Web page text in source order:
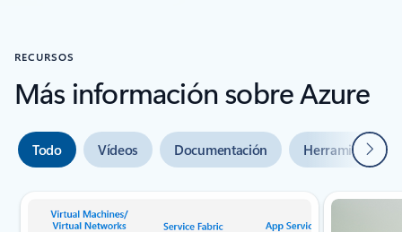
RECURSOS
Más información sobre Azure
Todo Vídeos Documentación Herramientas
Indicador {0} de {1} diapositivas